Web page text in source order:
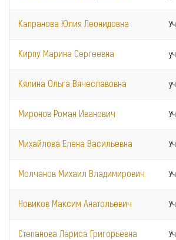
Капранова Юлия Леонидовна
Кирпу Марина Сергеевна
Кялина Ольга Вячеславовна
Миронов Роман Иванович
Михайлова Елена Васильевна
Молчанов Михаил Владимирович
Новиков Максим Анатольевич
Степанова Лариса Григорьевна